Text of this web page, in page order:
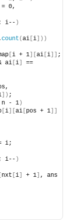
= 0,
i-- )
count (ai [i ]))
[i + 1 ][ai [i
;
ai [i
==
]) ;
n - 1 )
[i ][ai pos + 1
i;
i-- )
nxt [i + 1 , ans